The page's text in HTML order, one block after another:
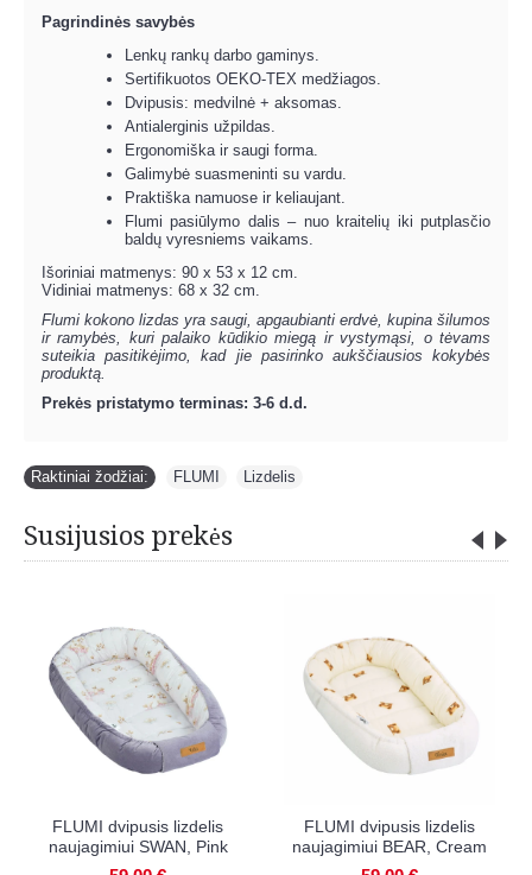
Pagrindinės savybės
Lenkų rankų darbo gaminys.
Sertifikuotos OEKO-TEX medžiagos.
Dvipusis: medvilnė + aksomas.
Antialerginis užpildas.
Ergonomiška ir saugi forma.
Galimybė suasmeninti su vardu.
Praktiška namuose ir keliaujant.
Flumi pasiūlymo dalis – nuo ​​kraitelių iki putplasčio
baldų vyresniems vaikams.
Išoriniai matmenys: 90 x 53 x 12 cm.
Vidiniai matmenys: 68 x 32 cm.
Flumi kokono lizdas yra saugi, apgaubianti erdvė, kupina šilumos
ir ramybės, kuri palaiko kūdikio miegą ir vystymąsi, o tėvams
suteikia pasitikėjimo, kad jie pasirinko aukščiausios kokybės
produktą.
Prekės pristatymo terminas: 3-6 d.d.
Raktiniai žodžiai: FLUMI Lizdelis
Susijusios prekės
MAMO TATO lizdelis
naujagimiui
ŽVAIGŽDUTĖS,
FLUMI dvipusis lizdelis
naujagimiui BEAR, Beige